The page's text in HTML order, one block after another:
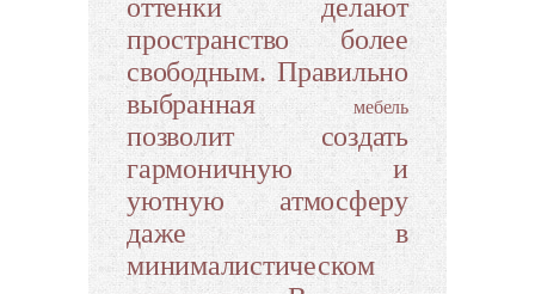
оттенки делают
пространство более
свободным. Правильно
выбранная мебель
позволит создать
гармоничную и
уютную атмосферу
даже в
минималистическом